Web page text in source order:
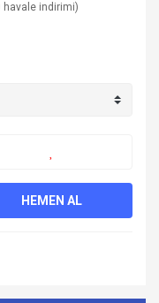
havale indirimi)
HEMEN AL